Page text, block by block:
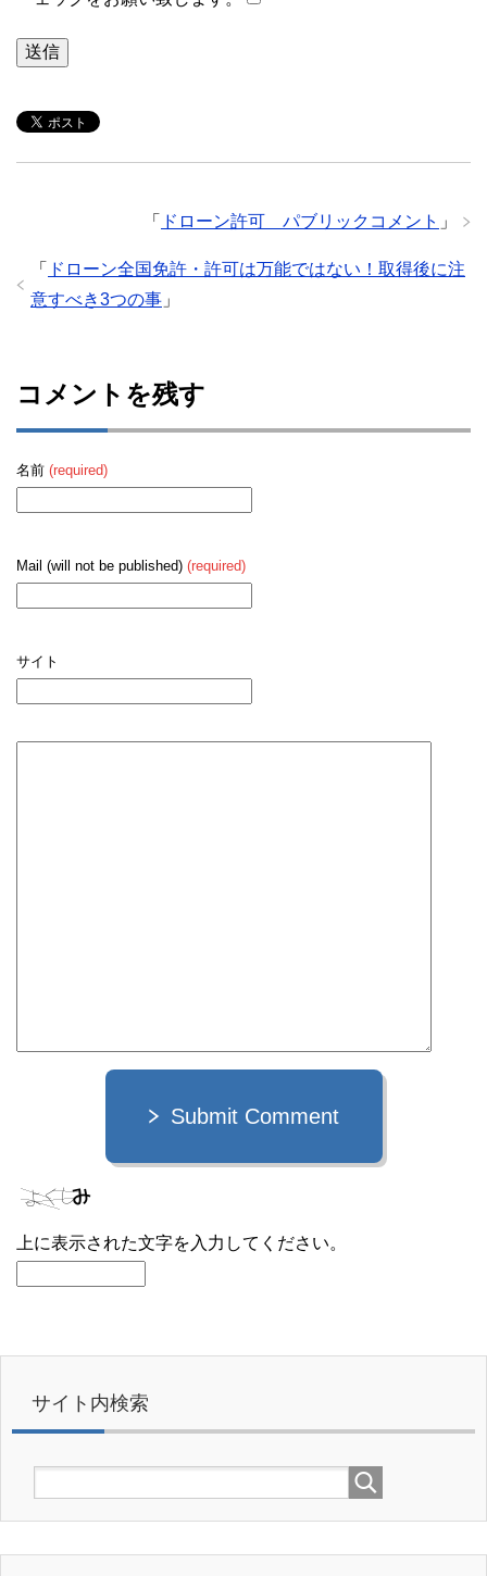
「 ドローン許可 パブリックコメント 」
「
ドローン全国免許・許可は万能ではない！取得後に注
意すべき3つの事 」
コメントを残す
名前 (required)
Mail (will not be published) (required)
サイト
Submit Comment
上に表示された文字を入力してください。
サイト内検索